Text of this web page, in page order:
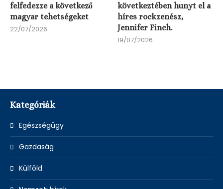
felfedezze a következő
magyar tehetségeket
22/07/2026
következtében hunyt el a
híres rockzenész,
Jennifer Finch.
19/07/2026
Kategóriák
Egészségügy
Gazdaság
Külföld